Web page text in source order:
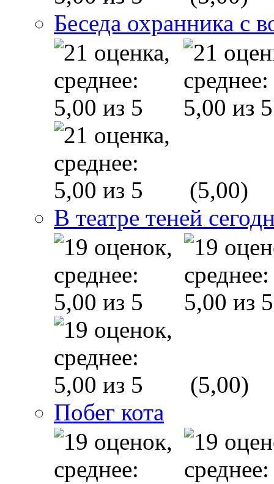
Беседа охранника с
(5,00)
В театре теней
(5,00)
Побег кота